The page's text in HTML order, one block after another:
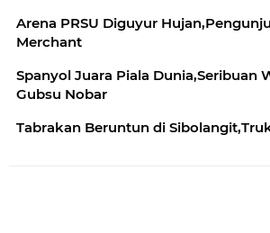
Arena PRSU Diguyur
Merchant
Spanyol Juara Piala Dunia,Seribuan
Gubsu Nobar
Tabrakan Beruntun di